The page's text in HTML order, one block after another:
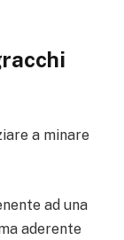
a minare
ad una
aderente